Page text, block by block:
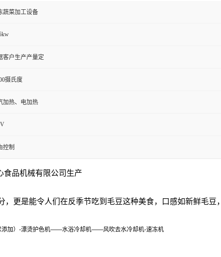
蔬菜加工设备
客户生产产量定
摄氏度
加热、电加热
控制
食品机械有限公司生产
更是能令人们在反季节吃到毛豆这种美食，口感如新鲜毛豆，
加）-漂烫护色机——水浴冷却机——风吹去水冷却机-速冻机